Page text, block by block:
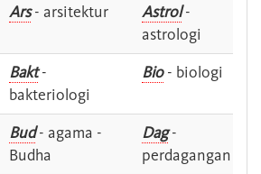
Ars- arsitektur Astrol-
astrologi
Bakt-
bakteriologi
Bio- biologi
Bud- agama -
Budha
Dag-
perdagangan